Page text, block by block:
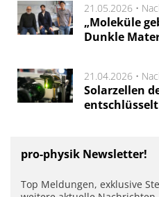
21.05.2026 •
„Moleküle
Dunkle
21.04.2026 •
Solarzellen
entschlüsselt
pro-physik Newsletter!
Top Meldungen, exklusive